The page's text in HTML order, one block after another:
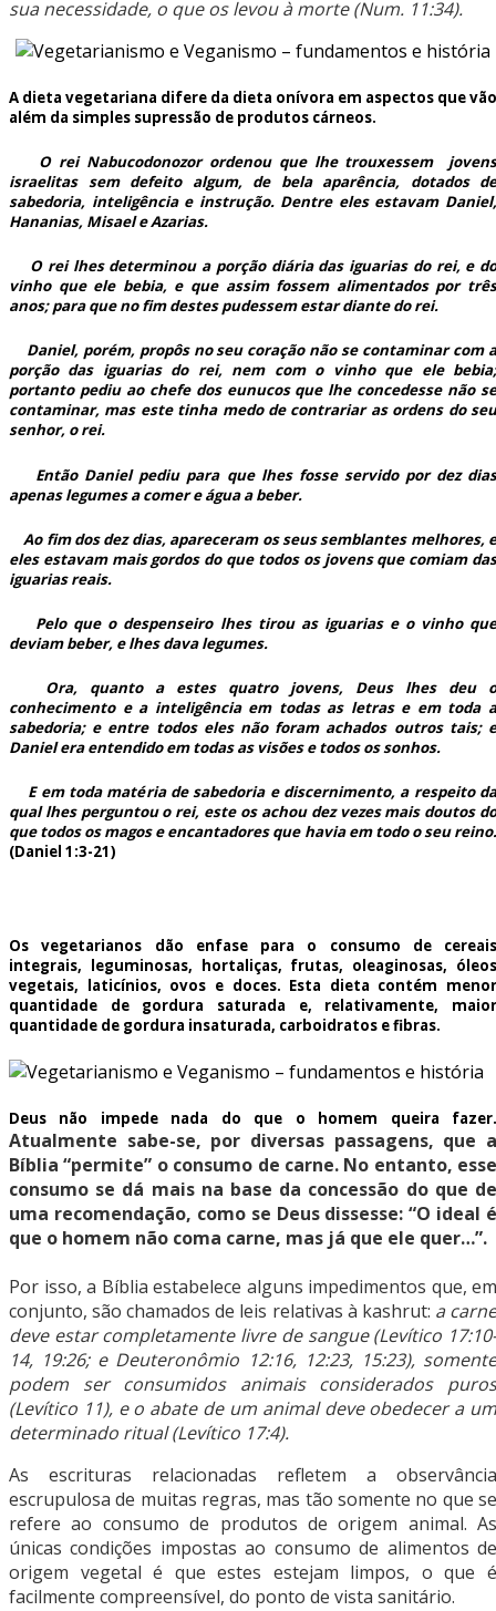
sua necessidade, o que os levou à morte (Num. 11:34).
A dieta vegetariana difere da dieta onívora em aspectos que vão
além da simples supressão de produtos cárneos.
O rei Nabucodonozor ordenou que lhe trouxessem jovens
israelitas sem defeito algum, de bela aparência, dotados de
sabedoria, inteligência e instrução. Dentre eles estavam Daniel,
Hananias, Misael e Azarias.
O rei lhes determinou a porção diária das iguarias do rei, e do
vinho que ele bebia, e que assim fossem alimentados por três
anos; para que no fim destes pudessem estar diante do rei.
Daniel, porém, propôs no seu coração não se contaminar com a
porção das iguarias do rei, nem com o vinho que ele bebia;
portanto pediu ao chefe dos eunucos que lhe concedesse não se
contaminar, mas este tinha medo de contrariar as ordens do seu
senhor, o rei.
Então Daniel pediu para que lhes fosse servido por dez dias
apenas legumes a comer e água a beber.
Ao fim dos dez dias, apareceram os seus semblantes melhores, e
eles estavam mais gordos do que todos os jovens que comiam das
iguarias reais.
Pelo que o despenseiro lhes tirou as iguarias e o vinho que
deviam beber, e lhes dava legumes.
Ora, quanto a estes quatro jovens, Deus lhes deu o
conhecimento e a inteligência em todas as letras e em toda a
sabedoria; e entre todos eles não foram achados outros tais; e
Daniel era entendido em todas as visões e todos os sonhos.
E em toda matéria de sabedoria e discernimento, a respeito da
qual lhes perguntou o rei, este os achou dez vezes mais doutos do
que todos os magos e encantadores que havia em todo o seu reino.
(Daniel 1:3-21)
Os vegetarianos dão enfase para o consumo de cereais
integrais, leguminosas, hortaliças, frutas, oleaginosas, óleos
vegetais, laticínios, ovos e doces. Esta dieta contém menor
quantidade de gordura saturada e, relativamente, maior
quantidade de gordura insaturada, carboidratos e fibras.
Deus não impede nada do que o homem queira fazer.
Atualmente sabe-se, por diversas passagens, que a
Bíblia “permite” o consumo de carne. No entanto, esse
consumo se dá mais na base da concessão do que de
uma recomendação, como se Deus dissesse: “O ideal é
que o homem não coma carne, mas já que ele quer…”.
Por isso, a Bíblia estabelece alguns impedimentos que, em
conjunto, são chamados de leis relativas à kashrut: a
deve estar completamente livre de sangue (Levítico 17:10-
14, 19:26; e Deuteronômio 12:16, 12:23, 15:23), somente
podem ser consumidos animais considerados puros
(Levítico 11), e o abate de um animal deve obedecer a um
determinado ritual (Levítico 17:4).
As escrituras relacionadas refletem a observância
escrupulosa de muitas regras, mas tão somente no que se
refere ao consumo de produtos de origem animal. As
únicas condições impostas ao consumo de alimentos de
origem vegetal é que estes estejam limpos, o que é
facilmente compreensível, do ponto de vista sanitário.